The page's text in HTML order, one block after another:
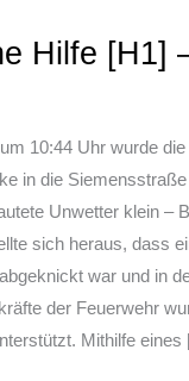
Hilfe [H1]
10:44 Uhr wurde
in die
Unwetter klein –
sich heraus, dass
war und in
der Feuerwehr
Mithilfe